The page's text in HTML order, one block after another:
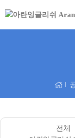
전체